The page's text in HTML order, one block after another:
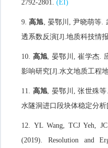
2792-2801. (EI)
9.高旭, 晏鄂川, 尹晓萌等.
透系数反演[J].地质科技情报
10. 高旭, 晏鄂川, 崔学杰.
影响研究[J].水文地质工程
11. 高旭, 晏鄂川, 张世殊
水隧洞进口段块体稳定分析
12. YL Wang, TCJ Yeh,
(2019). Resolution and